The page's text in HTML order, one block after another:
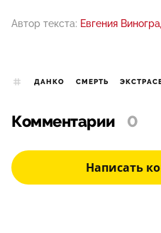
Автор текста: Евгения
ДАНКО СМЕРТЬ
Комментарии 0
Написать